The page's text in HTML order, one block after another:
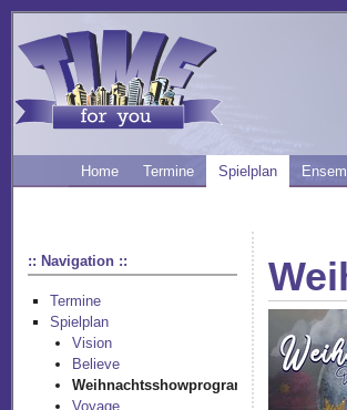
Home Termine Spielplan
:: Navigation ::
Termine
Spielplan
Vision
Believe
Weihnachtsshowprogramm
Voyage